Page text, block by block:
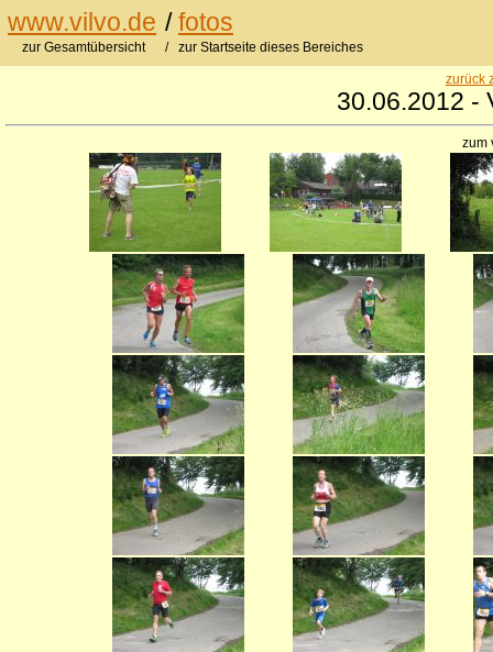
www.vilvo.de /fotos
zur Gesamtübersicht / zur Startseite dieses Bereiches
zurück
30.06.2012 -
zum